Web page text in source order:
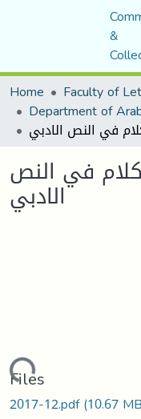
&
Home
في النص
الادبي
Loading...
Files
2017-12.pdf(10.67